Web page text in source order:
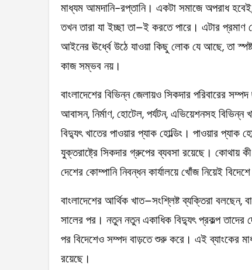
মাধ্যম আমদানি-রপ্তানি। একটা সমাজে অপরাধ
তখন তারা যা ইচ্ছা তা–ই করতে পারে। এটার প্রমাণ
আইনের ঊর্ধ্বে উঠে যাওয়া কিছু লোক যে আছে, তা
কাজ সম্ভব নয়।
বাংলাদেশের বিভিন্ন জেলায়ও সিকদার পরিবারের
আবাসন, নির্মাণ, হোটেল, পর্যটন, এভিয়েশনসহ
বিদ্যুৎ খাতের পাওয়ার প্যাক হোল্ডিং। পাওয়ার প্যাক
যুক্তরাষ্ট্রে সিকদার গ্রুপের ব্যবসা রয়েছে। কোথায়
দেশের কোম্পানি নিবন্ধন কার্যালয়ে খোঁজ নিয়েই
বাংলাদেশের আর্থিক খাত–সংশ্লিষ্ট ব্যক্তিরা
সালের পর। নতুন নতুন একাধিক বিদ্যুৎ প্রকল্প তাদের
পর বিদেশেও সম্পদ বাড়তে শুরু করে। এই ব্যাংকের
রয়েছে।